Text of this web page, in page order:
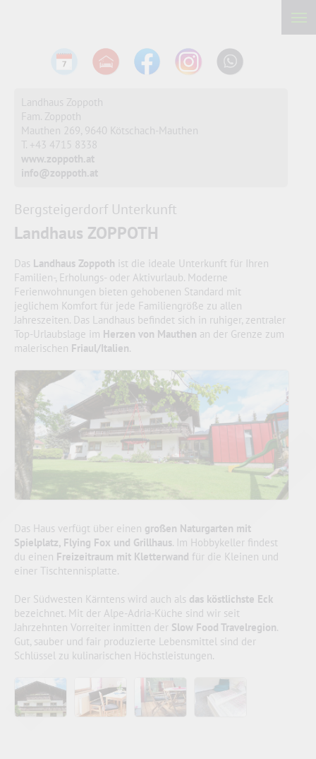
Landhaus Zoppoth
Fam. Zoppoth
Mauthen 269, 9640 Kötschach-Mauthen
T. +43 4715 8338
www.zoppoth.at
info@zoppoth.at
Bergsteigerdorf Unterkunft
Landhaus ZOPPOTH
Das Landhaus Zoppoth ist die ideale Unterkunft für Ihren
Familien-, Erholungs- oder Aktivurlaub. Moderne
Ferienwohnungen bieten gehobenen Standard mit
jeglichem Komfort für jede Familiengröße zu allen
Jahreszeiten. Das Landhaus befindet sich in ruhiger, zentraler
Top-Urlaubslage im Herzen von Mauthen an der Grenze zum
malerischen Friaul/Italien.
Das Haus verfügt über einen großen Naturgarten mit
Spielplatz, Flying Fox und Grillhaus. Im Hobbykeller findest
du einen Freizeitraum mit Kletterwand für die Kleinen und
einer Tischtennisplatte.
Der Südwesten Kärntens wird auch als das köstlichste Eck
bezeichnet. Mit der Alpe-Adria-Küche sind wir seit
Jahrzehnten Vorreiter inmitten der Slow Food Travelregion.
Gut, sauber und fair produzierte Lebensmittel sind der
Schlüssel zu kulinarischen Höchstleistungen.